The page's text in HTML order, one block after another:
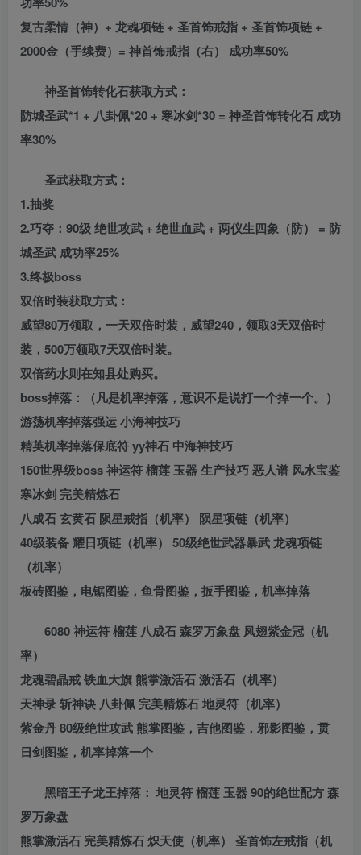
复古柔情（神）+ 龙魂项链 + 圣首饰戒指 + 圣首饰项链 +
2000金（手续费）= 神首饰戒指（右） 成功率50%
神圣首饰转化石获取方式：
防城圣武*1 + 八卦佩*20 + 寒冰剑*30 = 神圣首饰转化石 成功
率30%
圣武获取方式：
1.抽奖
2.巧夺：90级 绝世攻武 + 绝世血武 + 两仪生四象（防） = 防
城圣武 成功率25%
3.终极boss
双倍时装获取方式：
威望80万领取，一天双倍时装，威望240，领取3天双倍时
装，500万领取7天双倍时装。
双倍药水则在知县处购买。
boss掉落：（凡是机率掉落，意识不是说打一个掉一个。）
游荡机率掉落强运 小海神技巧
精英机率掉落保底符 yy神石 中海神技巧
150世界级boss 神运符 榴莲 玉器 生产技巧 恶人谱 风水宝鉴
寒冰剑 完美精炼石
八成石 玄黄石 陨星戒指（机率） 陨星项链（机率）
40级装备 耀日项链（机率） 50级绝世武器暴武 龙魂项链
（机率）
板砖图鉴，电锯图鉴，鱼骨图鉴，扳手图鉴，机率掉落
6080 神运符 榴莲 八成石 森罗万象盘 凤翅紫金冠（机
率）
龙魂碧晶戒 铁血大旗 熊掌激活石 激活石（机率）
天神录 斩神诀 八卦佩 完美精炼石 地灵符（机率）
紫金丹 80级绝世攻武 熊掌图鉴，吉他图鉴，邪影图鉴，贯
日剑图鉴，机率掉落一个
黑暗王子龙王掉落： 地灵符 榴莲 玉器 90的绝世配方 森
罗万象盘
熊掌激活石 完美精炼石 炽天使（机率） 圣首饰左戒指（机